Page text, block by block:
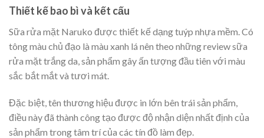
Thiết kế bao bì và kết cấu
Sữa rửa mặt Naruko được thiết kế dạng tuýp nhựa mềm. Có
tông màu chủ đạo là màu xanh lá nên theo những review sữa
rửa mặt trắng da, sản phẩm gây ấn tượng đầu tiên với màu
sắc bắt mắt và tươi mát.
Đặc biệt, tên thương hiệu được in lớn bên trái sản phẩm,
điều này đã thành công tạo được độ nhận diện nhất định của
sản phẩm trong tâm trí của các tín đồ làm đẹp.